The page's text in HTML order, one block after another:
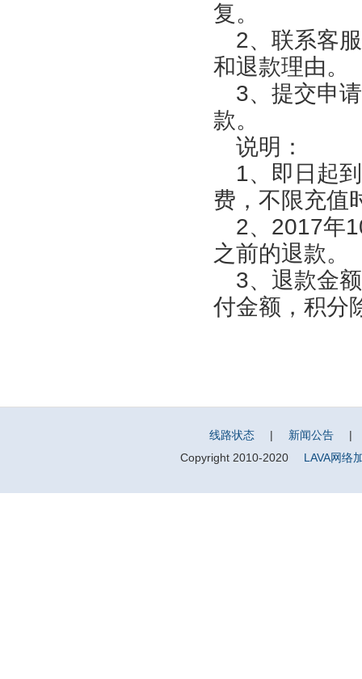
复。
2、联系客
和退款理由。
3、提交申
款。
说明：
1、即日起
费，不限充值
2、2017年
之前的退款。
3、退款金
付金额，积分
线路状态 | 新闻公告
|
Copyright 2010-2020
LAVA网络